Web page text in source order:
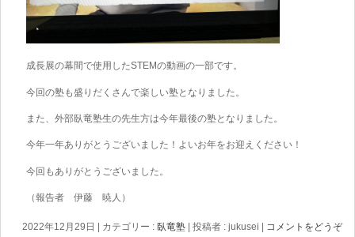
成長展の幕間で使用したSTEMの動画の一部です。
今回の塾も盛りだくさんで楽しい塾となりました。
また、外部臥竜塾生の先生方は今年最後の塾となりました。
今年一年ありがとうございました！よいお年をお迎えください！
今回もありがとうございました。
（報告者 伊藤 暁人）
2022年12月29日 カテゴリー : 臥竜塾 |投稿者 : jukusei コメントをどうぞ